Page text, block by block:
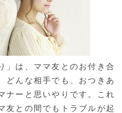
」は、ママ友とのお付き合
どんな相手でも、おつきあ
ナーと思いやりです。これ
友との間でもトラブルが起